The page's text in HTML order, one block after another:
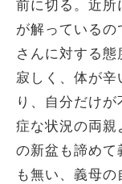
前に切る。近所
が解っているの
さんに対する態
寂しく、体が辛
り、自分だけ
症な状況の両親
の新盆も諦めて
も無い、義母